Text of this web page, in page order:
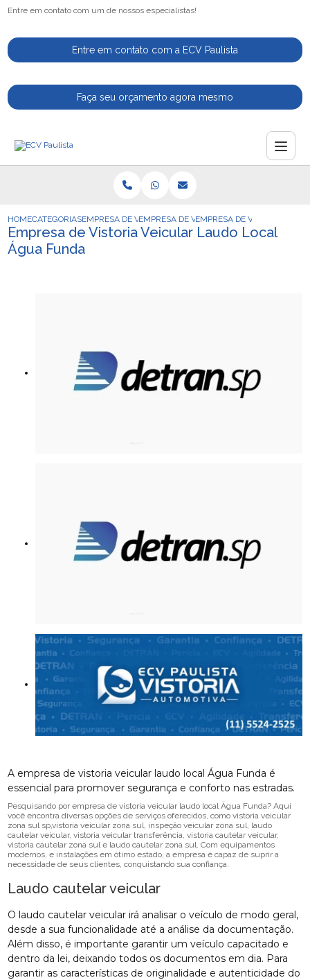
Entre em contato com um de nossos especialistas!
Entre em contato com a ECV Paulista
Faça seu orçamento agora mesmo
HOMECATEGORIASEMPRESA DE VISTORIA VEICULAR
EMPRESA DE VISTORIA VEICULAR PARA
EMPRESA DE VISTORIA
Empresa de Vistoria Veicular Laudo Local
Água Funda
A empresa de vistoria veicular laudo local Água Funda é
essencial para promover segurança e conforto nas estradas.
Pesquisando por empresa de vistoria veicular laudo local Água Funda? Aqui
você encontra diversas opções de serviços oferecidos, como vistoria veicular
zona sul sp,vistoria veicular zona sul, inspeção veicular zona sul, laudo
cautelar veicular, vistoria veicular transferência, vistoria cautelar veicular,
vistoria cautelar zona sul e laudo cautelar zona sul. Com equipamentos
modernos, e instalações em ótimo estado, a empresa é capaz de suprir a
necessidade de seus clientes, conquistando sua confiança.
Laudo cautelar veicular
O laudo cautelar veicular irá analisar o veículo de modo geral,
desde a sua funcionalidade até a análise da documentação.
Além disso, é importante garantir um veículo capacitado e
dentro da lei, deixando todos os documentos em dia. Para
garantir as características de originalidade e autenticidade do